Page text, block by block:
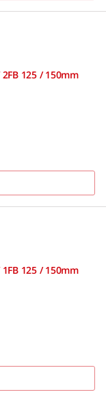
125 / 150mm
125 / 150mm